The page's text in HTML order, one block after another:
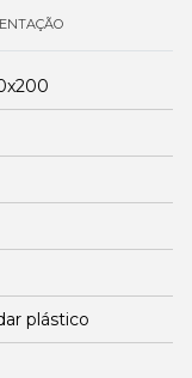
plástico